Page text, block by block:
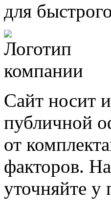
для
Сайт носит
публичной
от
факторов.
уточняйте у